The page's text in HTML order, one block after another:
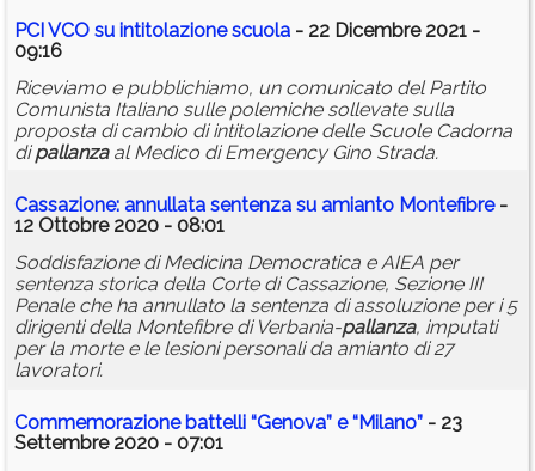
PCI VCO su intitolazione scuola - 22 Dicembre 2021 -
09:16
Riceviamo e pubblichiamo, un comunicato del Partito
Comunista Italiano sulle polemiche sollevate sulla
proposta di cambio di intitolazione delle Scuole Cadorna
dipallanzaal Medico di Emergency Gino Strada.
Cassazione: annullata sentenza su amianto Montefibre -
12 Ottobre 2020 - 08:01
Soddisfazione di Medicina Democratica e AIEA per
sentenza storica della Corte di Cassazione, Sezione III
Penale che ha annullato la sentenza di assoluzione per i 5
dirigenti della Montefibre di Verbania-pallanza, imputati
per la morte e le lesioni personali da amianto di 27
lavoratori.
Commemorazione battelli “Genova” e “Milano” - 23
Settembre 2020 - 07:01